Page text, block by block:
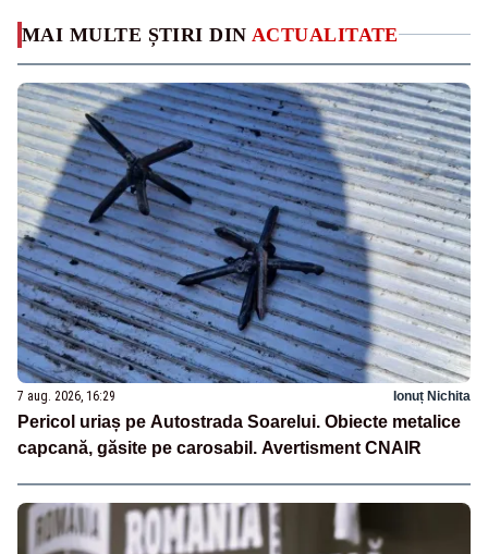
MAI MULTE ȘTIRI DIN ACTUALITATE
7 aug. 2026, 16:29 Ionuț Nichita
Pericol uriaș pe Autostrada Soarelui. Obiecte metalice
capcană, găsite pe carosabil. Avertisment CNAIR